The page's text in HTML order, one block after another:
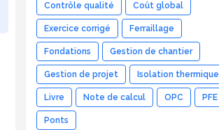
Contrôle qualité Coût global
Exercice corrigé Ferraillage
Fondations Gestion de chantier
Gestion de projet Isolation thermique
Livre Note de calcul OPC PFE
Ponts